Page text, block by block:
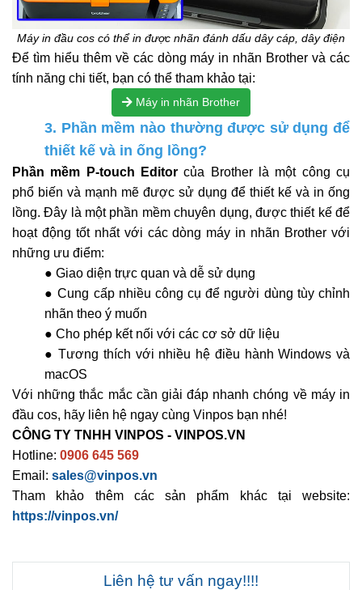
Máy in đầu cos có thể in được nhãn đánh dấu dây cáp, dây điện
Để tìm hiểu thêm về các dòng máy in nhãn Brother và các
tính năng chi tiết, bạn có thể tham khảo tại:
Máy in nhãn Brother
3. Phần mềm nào thường được sử dụng để
thiết kế và in ống lồng?
Phần mềm P-touch Editor của Brother là một công cụ
phổ biến và mạnh mẽ được sử dụng để thiết kế và in ống
lồng. Đây là một phần mềm chuyên dụng, được thiết kế để
hoạt động tốt nhất với các dòng máy in nhãn Brother với
những ưu điểm:
● Giao diện trực quan và dễ sử dụng
● Cung cấp nhiều công cụ để người dùng tùy chỉnh
nhãn theo ý muốn
● Cho phép kết nối với các cơ sở dữ liệu
● Tương thích với nhiều hệ điều hành Windows và
macOS
Với những thắc mắc cần giải đáp nhanh chóng về máy in
đầu cos, hãy liên hệ ngay cùng Vinpos bạn nhé!
CÔNG TY TNHH VINPOS - VINPOS.VN
Hotline: 0906 645 569
Email: sales@vinpos.vn
Tham khảo thêm các sản phẩm khác tại website:
https://vinpos.vn/
Liên hệ tư vấn ngay!!!!